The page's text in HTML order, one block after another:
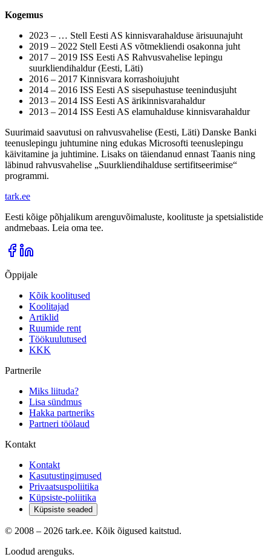
Kogemus
2023 – … Stell Eesti AS kinnisvarahalduse ärisuunajuht
2019 – 2022 Stell Eesti AS võtmekliendi osakonna juht
2017 – 2019 ISS Eesti AS Rahvusvahelise lepingu
suurkliendihaldur (Eesti, Läti)
2016 – 2017 Kinnisvara korrashoiujuht
2014 – 2016 ISS Eesti AS sisepuhastuse teenindusjuht
2013 – 2014 ISS Eesti AS ärikinnisvarahaldur
2013 – 2014 ISS Eesti AS elamuhalduse kinnisvarahaldur
Suurimaid saavutusi on rahvusvahelise (Eesti, Läti) Danske Banki
teenuslepingu juhtumine ning edukas Microsofti teenuslepingu
käivitamine ja juhtimine. Lisaks on täiendanud ennast Taanis ning
läbinud rahvusvahelise „Suurkliendihalduse sertifitseerimise“
programmi.
tark.ee
Eesti kõige põhjalikum arenguvõimaluste, koolituste ja spetsialistide
andmebaas. Leia oma tee.
Õppijale
Kõik koolitused
Koolitajad
Artiklid
Ruumide rent
Töökuulutused
KKK
Partnerile
Miks liituda?
Lisa sündmus
Hakka partneriks
Partneri töölaud
Kontakt
Kontakt
Kasutustingimused
Privaatsuspoliitika
Küpsiste-poliitika
Küpsiste seaded
© 2008 – 2026 tark.ee. Kõik õigused kaitstud.
Loodud arenguks.